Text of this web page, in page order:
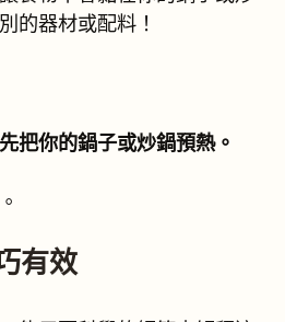
的器材或配料！
把你的鍋子或炒鍋預熱。
有效